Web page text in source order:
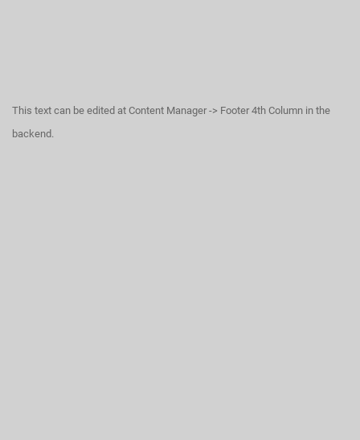
This text can be edited at Content Manager -> Footer 4th Column in the
backend.